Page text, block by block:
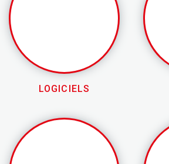
LOGICIELS